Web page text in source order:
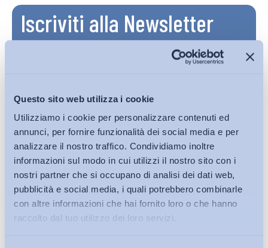
Questo sito web utilizza i cookie
Utilizziamo i cookie per personalizzare contenuti ed
annunci, per fornire funzionalità dei social media e per
analizzare il nostro traffico. Condividiamo inoltre
informazioni sul modo in cui utilizzi il nostro sito con i
nostri partner che si occupano di analisi dei dati web,
pubblicità e social media, i quali potrebbero combinarle
con altre informazioni che hai fornito loro o che hanno
raccolto dal tuo utilizzo dei loro servizi.
Iscriviti alla Newsletter